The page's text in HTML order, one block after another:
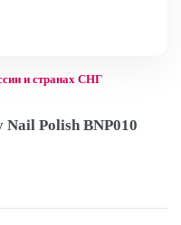
и странах СНГ
Polish BNP010